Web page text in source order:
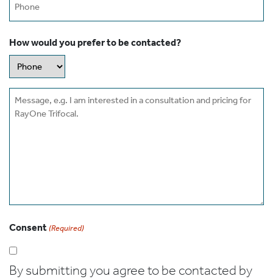
How would you prefer to be contacted?
Message
Consent (Required)
By submitting you agree to be contacted by